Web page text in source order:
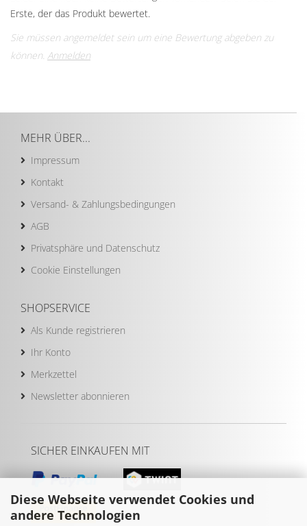
Diese Webseite verwendet Cookies und
andere Technologien
Erste, der das Produkt bewertet.
Sie müssen angemeldet sein um eine Bewertung abgeben zu
können. Anmelden
MEHR ÜBER...
Impressum
Kontakt
Versand- & Zahlungsbedingungen
AGB
Privatsphäre und Datenschutz
Cookie Einstellungen
SHOPSERVICE
Als Kunde registrieren
Ihr Konto
Merkzettel
Newsletter abonnieren
SICHER EINKAUFEN MIT